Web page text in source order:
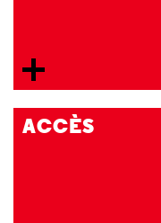
ACCÈS